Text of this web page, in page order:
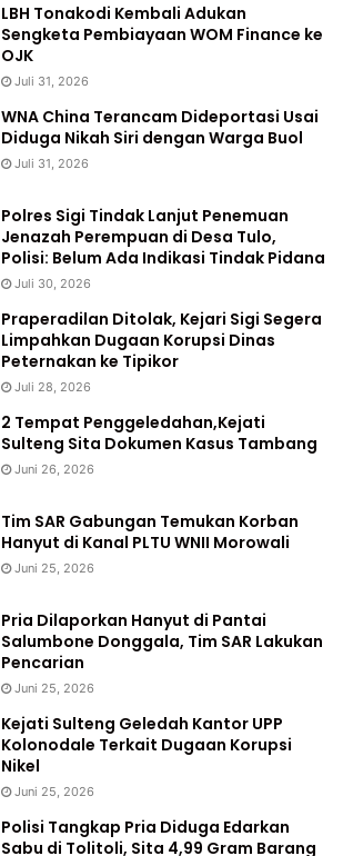
LBH Tonakodi Kembali Adukan
Sengketa Pembiayaan WOM Finance ke
OJK
Juli 31, 2026
WNA China Terancam Dideportasi Usai
Diduga Nikah Siri dengan Warga Buol
Juli 31, 2026
Polres Sigi Tindak Lanjut Penemuan
Jenazah Perempuan di Desa Tulo,
Polisi: Belum Ada Indikasi Tindak Pidana
Juli 30, 2026
Praperadilan Ditolak, Kejari Sigi Segera
Limpahkan Dugaan Korupsi Dinas
Peternakan ke Tipikor
Juli 28, 2026
2 Tempat Penggeledahan,Kejati
Sulteng Sita Dokumen Kasus Tambang
Juni 26, 2026
Tim SAR Gabungan Temukan Korban
Hanyut di Kanal PLTU WNII Morowali
Juni 25, 2026
Pria Dilaporkan Hanyut di Pantai
Salumbone Donggala, Tim SAR Lakukan
Pencarian
Juni 25, 2026
Kejati Sulteng Geledah Kantor UPP
Kolonodale Terkait Dugaan Korupsi
Nikel
Juni 25, 2026
Polisi Tangkap Pria Diduga Edarkan
Sabu di Tolitoli, Sita 4,99 Gram Barang